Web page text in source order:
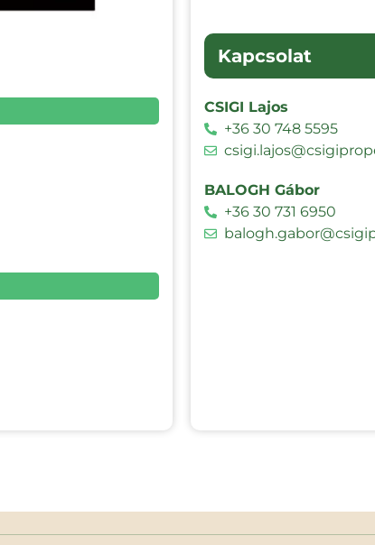
Kapcsolat
CSIGI Lajos
+36 30 748 5595
BALOGH Gábor
+36 30 731 6950